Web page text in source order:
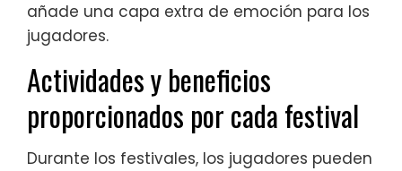
añade una capa extra de emoción para los
jugadores.
Actividades y beneficios
proporcionados por cada festival
Durante los festivales, los jugadores pueden